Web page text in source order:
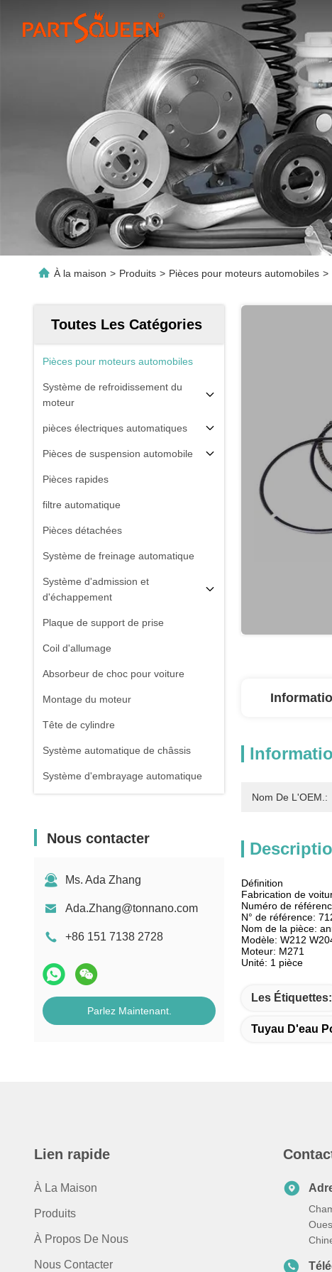
À la maison > Produits > Pièces pour moteurs automobiles >
Toutes Les Catégories
Pièces pour moteurs automobiles
Système de refroidissement du
moteur
pièces électriques automatiques
Pièces de suspension automobile
Pièces rapides
filtre automatique
Pièces détachées
Système de freinage automatique
Système d'admission et
d'échappement
Plaque de support de prise
Coil d'allumage
Absorbeur de choc pour voiture
Montage du moteur
Tête de cylindre
Système automatique de châssis
Système d'embrayage automatique
Nous contacter
Ms. Ada Zhang
Ada.Zhang@tonnano.com
+86 151 7138 2728
Parlez Maintenant.
Nom De L'OEM.:
Définition
Fabrication de
Numéro de
N° de référence:
Nom de la pièce:
Modèle: W212
Moteur: M271
Unité: 1 pièce
Les Étiquettes:
Tuyau D'eau
Lien rapide
À La Maison
Produits
À Propos De Nous
Nous Contacter